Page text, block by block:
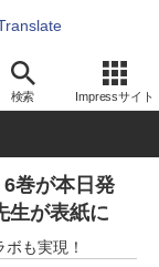
検索 Impressサイト
6巻が本日発
生が表紙に
も実現！